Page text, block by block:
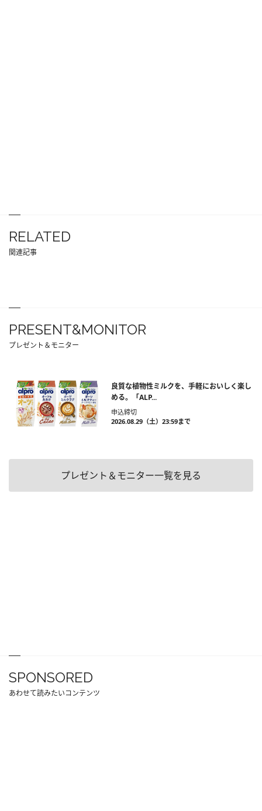
RELATED
関連記事
PRESENT&MONITOR
プレゼント＆モニター
良質な植物性ミルクを、手軽においしく楽し
める。「ALP...
申込締切
2026.08.29（土）23:59まで
プレゼント＆モニター一覧を見る
SPONSORED
あわせて読みたいコンテンツ